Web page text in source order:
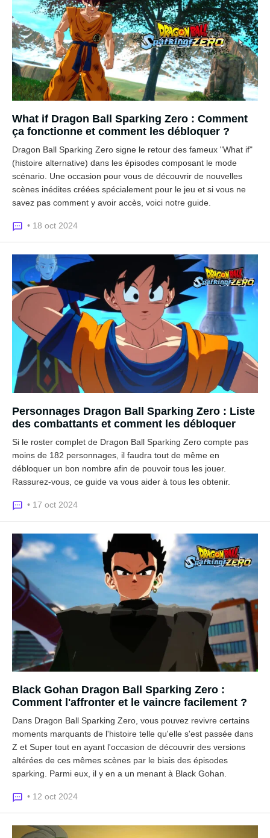
What if Dragon Ball Sparking Zero : Comment
ça fonctionne et comment les débloquer ?
Dragon Ball Sparking Zero signe le retour des fameux "What if"
(histoire alternative) dans les épisodes composant le mode
scénario. Une occasion pour vous de découvrir de nouvelles
scènes inédites créées spécialement pour le jeu et si vous ne
savez pas comment y avoir accès, voici notre guide.
• 18 oct 2024
Personnages Dragon Ball Sparking Zero : Liste
des combattants et comment les débloquer
Si le roster complet de Dragon Ball Sparking Zero compte pas
moins de 182 personnages, il faudra tout de même en
débloquer un bon nombre afin de pouvoir tous les jouer.
Rassurez-vous, ce guide va vous aider à tous les obtenir.
• 17 oct 2024
Black Gohan Dragon Ball Sparking Zero :
Comment l'affronter et le vaincre facilement ?
Dans Dragon Ball Sparking Zero, vous pouvez revivre certains
moments marquants de l'histoire telle qu'elle s'est passée dans
Z et Super tout en ayant l'occasion de découvrir des versions
altérées de ces mêmes scènes par le biais des épisodes
sparking. Parmi eux, il y en a un menant à Black Gohan.
• 12 oct 2024